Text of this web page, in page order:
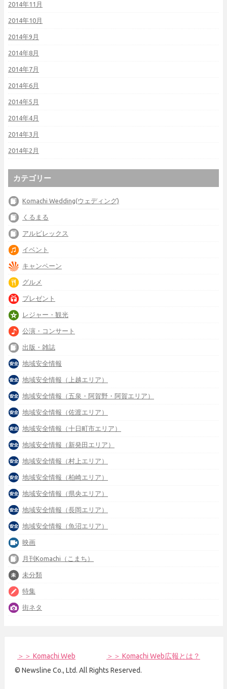
2014年11月
2014年10月
2014年9月
2014年8月
2014年7月
2014年6月
2014年5月
2014年4月
2014年3月
2014年2月
カテゴリー
Komachi Wedding(ウェディング)
くるまる
アルビレックス
イベント
キャンペーン
グルメ
プレゼント
レジャー・観光
公演・コンサート
出版・雑誌
地域安全情報
地域安全情報（上越エリア）
地域安全情報（五泉・阿賀野・阿賀エリア）
地域安全情報（佐渡エリア）
地域安全情報（十日町市エリア）
地域安全情報（新発田エリア）
地域安全情報（村上エリア）
地域安全情報（柏崎エリア）
地域安全情報（県央エリア）
地域安全情報（長岡エリア）
地域安全情報（魚沼エリア）
映画
月刊Komachi（こまち）
未分類
特集
街ネタ
＞＞ Komachi Web
＞＞ Komachi Web広報とは？
© Newsline Co., Ltd. All Rights Reserved.